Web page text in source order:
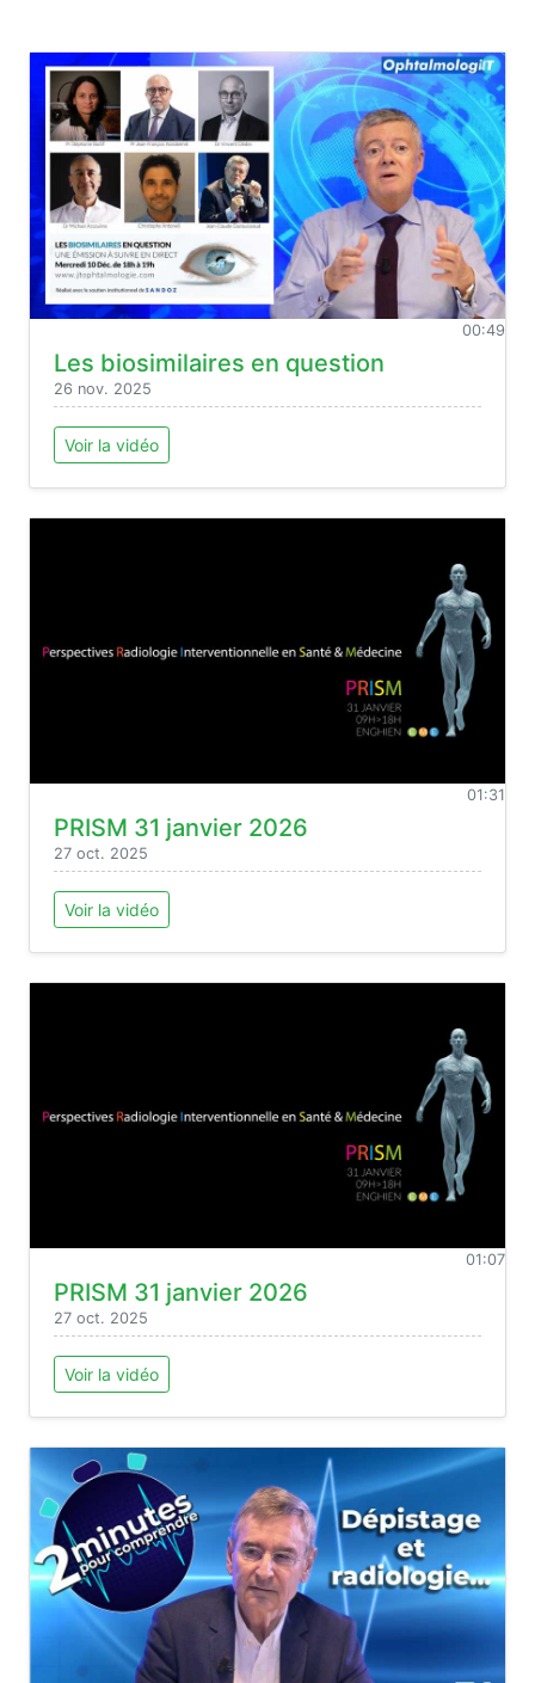
00:49
Les biosimilaires en question
26 nov. 2025
Voir la vidéo
01:31
PRISM 31 janvier 2026
27 oct. 2025
Voir la vidéo
01:07
PRISM 31 janvier 2026
27 oct. 2025
Voir la vidéo